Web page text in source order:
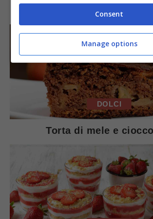
Arista di maiale al
DOLCI
Torta di mele e
Consent
Manage options